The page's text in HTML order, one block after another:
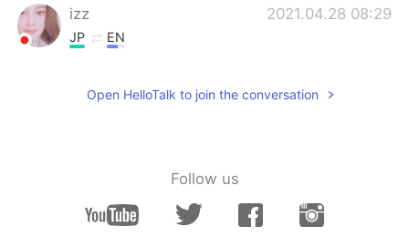
izz 2021.04.28 08:29
JP EN
Open HelloTalk to join the conversation
Follow us